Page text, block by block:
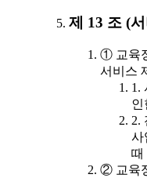
제 13 조 (
① 교육
서비스
1.
인
2.
사
때
② 교육